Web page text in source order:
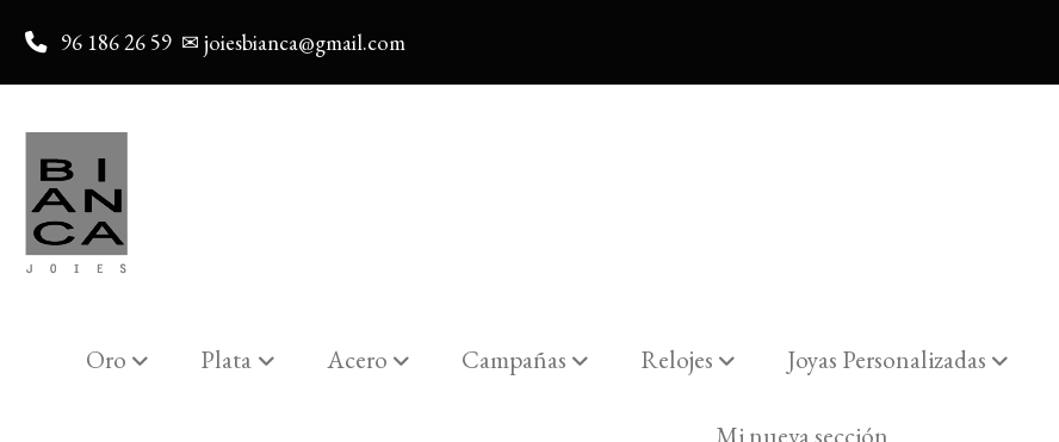
96 186 26 59 ✉ joiesbianca@gmail.com
Oro Plata Acero Campañas Relojes Joyas Personalizadas